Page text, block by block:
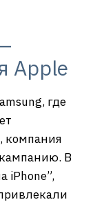
Apple
где
компания
В
iPhone”,